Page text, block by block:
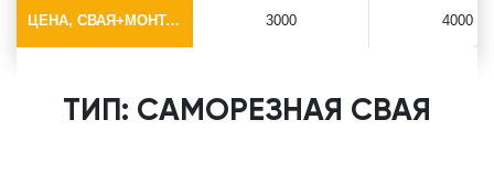
ЦЕНА, СВАЯ+МОНТАЖ (БЕЗ ОГОЛОВКА) 3000 4000
ТИП: САМОРЕЗНАЯ СВАЯ